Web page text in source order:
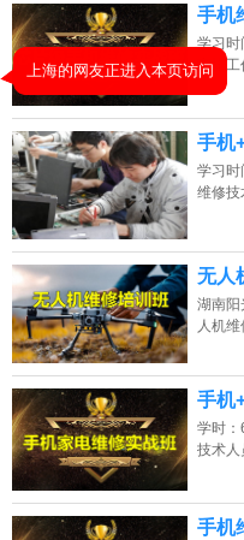
2026年8月7号_天津_陈同学（
2026年8月7号_湖南_朱同学（
手机
学习时
安排工
手机
学习时
维修
无人
湖南阳
人机
手机
学时：
技术
手机